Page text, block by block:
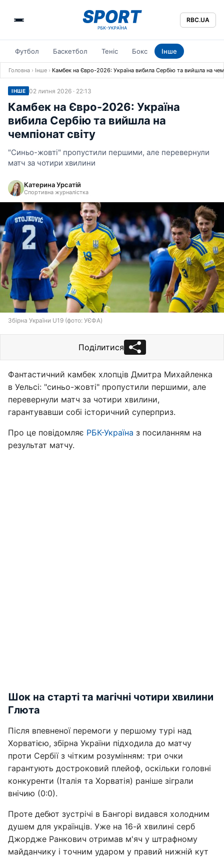
RBC.UA
Футбол Баскетбол Теніс Бокс Інше
Головна › Інше › Камбек на Євро-2026: Україна вибила Сербію та вийшла на
ІНШЕ 02 липня 2026 · 22:13
Камбек на Євро-2026: Україна
вибила Сербію та вийшла на
чемпіонат світу
"Синьо-жовті" пропустили першими, але перевернули
матч за чотири хвилини
Катерина Урсатій
Спортивна журналістка
Збірна України U19 (фото: УЄФА)
Поділитися
Фантастичний камбек хлопців Дмитра Михайленка
в Уельсі: "синьо-жовті" пропустили першими, але
перевернули матч за чотири хвилини,
гарантувавши собі історичний суперприз.
Про це повідомляє РБК-Україна з посиланням на
результат матчу.
Шок на старті та магічні чотири хвилини
Глюта
Після впевненої перемоги у першому турі над
Хорватією, збірна України підходила до матчу
проти Сербії з чітким розумінням: три очки
гарантують достроковий плейоф, оскільки головні
конкуренти (Італія та Хорватія) раніше зіграли
внічию (0:0).
Проте дебют зустрічі в Бангорі видався холодним
душем для українців. Уже на 16-й хвилині серб
Джордже Ранкович отримав м'яч у штрафному
майданчику і точним ударом у правий нижній кут